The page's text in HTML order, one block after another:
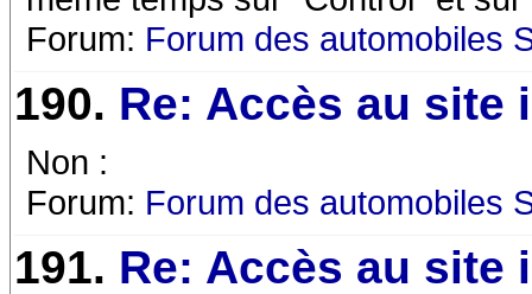
Forum: Forum des automobiles
190. Re: Accès au site
Non :
Forum: Forum des automobiles
191. Re: Accès au site